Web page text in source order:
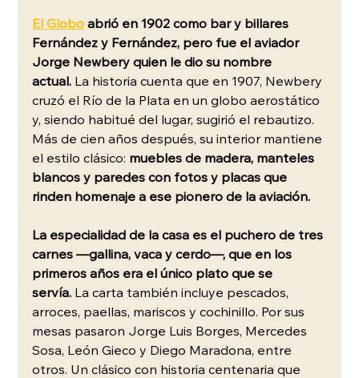
El Globo abrió en 1902 como bar y billares
Fernández y Fernández, pero fue el aviador
Jorge Newbery quien le dio su nombre
actual. La historia cuenta que en 1907, Newbery
cruzó el Río de la Plata en un globo aerostático
y, siendo habitué del lugar, sugirió el rebautizo.
Más de cien años después, su interior mantiene
el estilo clásico: muebles de madera, manteles
blancos y paredes con fotos y placas que
rinden homenaje a ese pionero de la aviación.
La especialidad de la casa es el puchero de tres
carnes —gallina, vaca y cerdo—, que en los
primeros años era el único plato que se
servía. La carta también incluye pescados,
arroces, paellas, mariscos y cochinillo. Por sus
mesas pasaron Jorge Luis Borges, Mercedes
Sosa, León Gieco y Diego Maradona, entre
otros. Un clásico con historia centenaria que